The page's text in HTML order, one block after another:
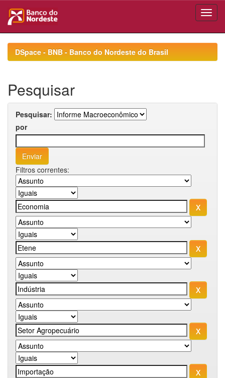
navigationDSpace - BNB - Banco do Nordeste do Brasil
Pesquisar
Pesquisar:
por
Filtros correntes: